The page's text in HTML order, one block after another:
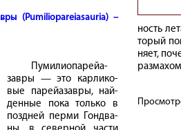
(Pumiliopareiasauria) –
Пу­ми­лио­па­рейа­
зав­ры — это кар­ли­ко­
вые па­рейа­зав­ры, най­
ден­ные по­ка толь­ко в
позд­ней пер­ми Гонд­ва­
ность
то­рый
няет,